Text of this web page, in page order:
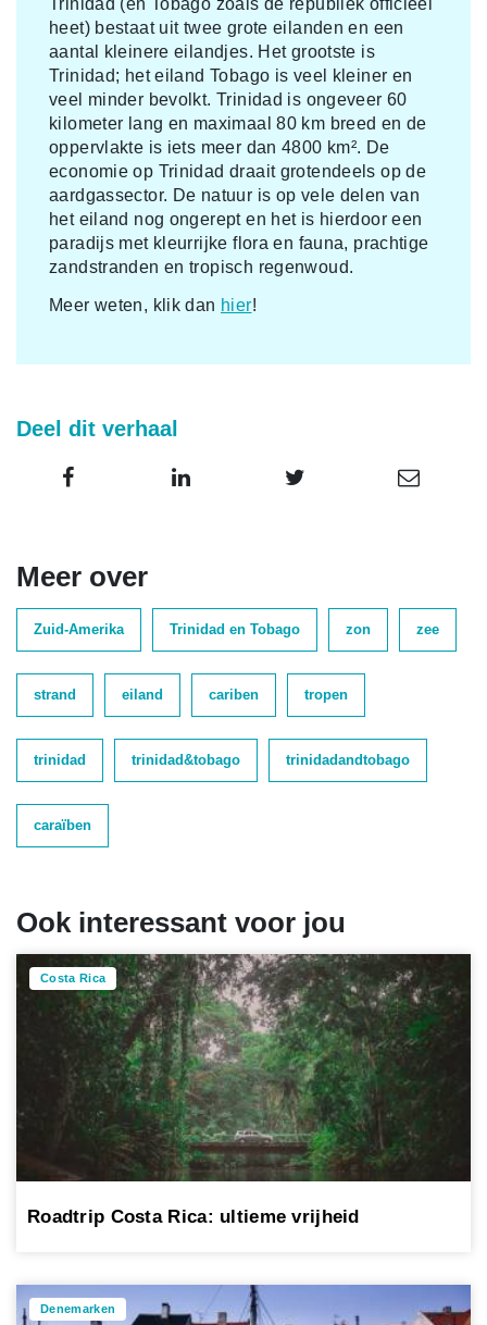
heet) bestaat uit twee grote eilanden en een
aantal kleinere eilandjes. Het grootste is
Trinidad; het eiland Tobago is veel kleiner en
veel minder bevolkt. Trinidad is ongeveer 60
kilometer lang en maximaal 80 km breed en de
oppervlakte is iets meer dan 4800 km². De
economie op Trinidad draait grotendeels op de
aardgassector. De natuur is op vele delen van
het eiland nog ongerept en het is hierdoor een
paradijs met kleurrijke flora en fauna, prachtige
zandstranden en tropisch regenwoud.
Meer weten, klik dan hier!
Deel dit verhaal
Meer over
Zuid-Amerika Trinidad en Tobago zon zee
strand eiland cariben tropen
trinidad trinidad&tobago trinidadandtobago
caraïben
Ook interessant voor jou
Costa Rica
Roadtrip Costa Rica: ultieme vrijheid
Denemarken